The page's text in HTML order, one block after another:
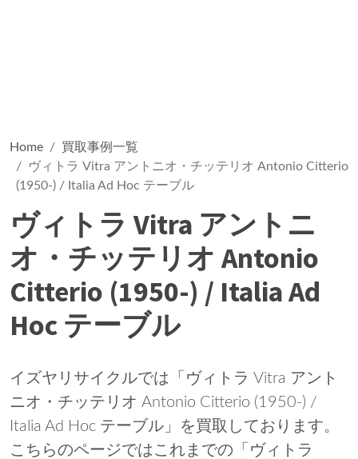
Home
買取事例一覧
ヴィトラ Vitra アントニオ・チッテリオ Antonio Citterio
(1950-) / Italia Ad Hoc テーブル
ヴィトラ Vitra アントニ
オ・チッテリオ Antonio
Citterio (1950-) / Italia Ad
Hoc テーブル
イズヤリサイクルでは「ヴィトラ Vitra アント
ニオ・チッテリオ Antonio Citterio (1950-) /
Italia Ad Hoc テーブル」を買取しております。
こちらのページではこれまでの「ヴィトラ